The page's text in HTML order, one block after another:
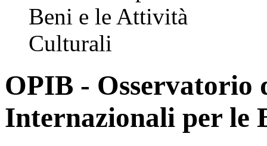
OPIB - Osservatorio
Internazionali per le